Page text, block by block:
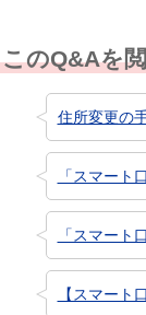
このQ&Aを
住所変更の
「スマート
「スマート
【スマート